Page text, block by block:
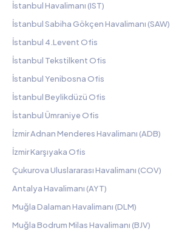
İstanbul Havalimanı (IST)
İstanbul Sabiha Gökçen Havalimanı (SAW)
İstanbul 4.Levent Ofis
İstanbul Tekstilkent Ofis
İstanbul Yenibosna Ofis
İstanbul Beylikdüzü Ofis
İstanbul Ümraniye Ofis
İzmir Adnan Menderes Havalimanı (ADB)
İzmir Karşıyaka Ofis
Çukurova Uluslararası Havalimanı (COV)
Antalya Havalimanı (AYT)
Muğla Dalaman Havalimanı (DLM)
Muğla Bodrum Milas Havalimanı (BJV)